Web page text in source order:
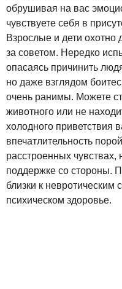
обрушивая на вас
чувствуете себя в
Взрослые и дети охотно
за советом. Нередко
опасаясь причинить
но даже взглядом
очень ранимы. Можете
животного или не
холодного
впечатлительность
расстроенных
поддержке со стороны.
близки к
психическом здоровье.